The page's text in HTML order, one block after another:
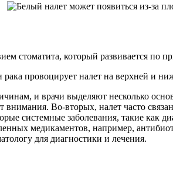
стоматита, который развивается по
провоцирует налет на верхней и
и врачи выделяют несколько
Во-вторых, налет часто
системные заболевания, такие
медикаментов, например,
для диагностики и лечения.